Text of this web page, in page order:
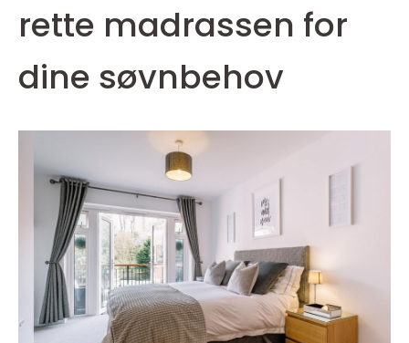
rette madrassen for
dine søvnbehov